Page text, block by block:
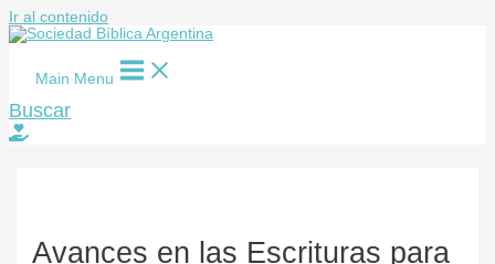
Ir al contenido
Main Menu
Buscar
Avances en las Escrituras para